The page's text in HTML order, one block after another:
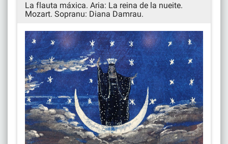
La flauta máxica. Aria: La reina de la nueite.
Mozart. Sopranu: Diana Damrau.